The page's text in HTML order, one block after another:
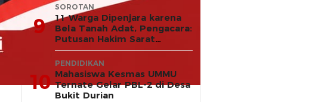
9
SOROTAN
11 Warga Dipenjara karena
Bela Tanah Adat, Pengacara:
Putusan Hakim Sarat
Kejanggalan dan Abaikan
Keadilan
10
PENDIDIKAN
Mahasiswa Kesmas UMMU
Ternate Gelar PBL-2 di Desa
Bukit Durian